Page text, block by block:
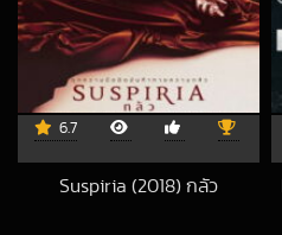
6.7
Suspiria (2018) กลัว